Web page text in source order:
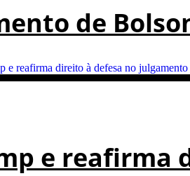
de
e reafirma